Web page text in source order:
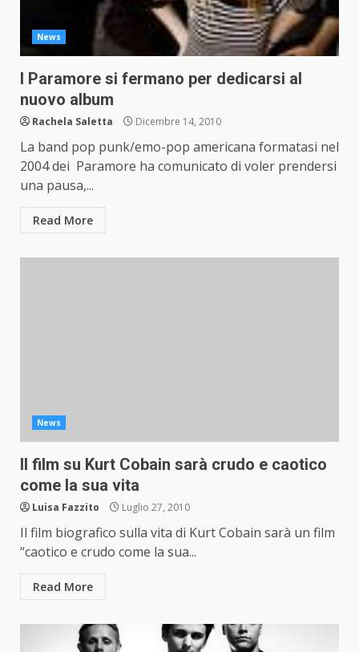
News
I Paramore si fermano per dedicarsi al
nuovo album
Rachela Saletta Dicembre 14, 2010
La band pop punk/emo-pop americana formatasi nel
2004 dei Paramore ha comunicato di voler prendersi
una pausa,...
Read More
News
Il film su Kurt Cobain sarà crudo e caotico
come la sua vita
Luisa Fazzito Luglio 27, 2010
Il film biografico sulla vita di Kurt Cobain sarà un film
“caotico e crudo come la sua...
Read More